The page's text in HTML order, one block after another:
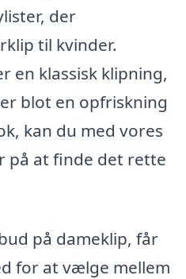
der
til kvinder.
en klassisk klipning,
blot en opfriskning
kan du med vores
på at finde det rette
på dameklip, får
for at vælge mellem